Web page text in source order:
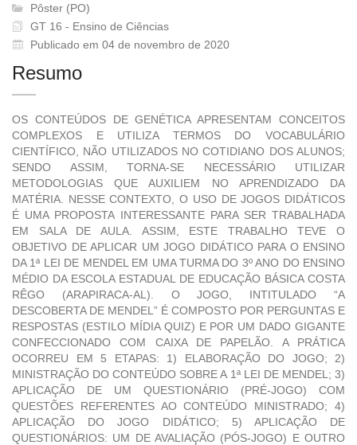
Pôster (PO)
GT 16 - Ensino de Ciências
Publicado em 04 de novembro de 2020
Resumo
OS CONTEÚDOS DE GENÉTICA APRESENTAM CONCEITOS
COMPLEXOS E UTILIZA TERMOS DO VOCABULÁRIO
CIENTÍFICO, NÃO UTILIZADOS NO COTIDIANO DOS ALUNOS;
SENDO ASSIM, TORNA-SE NECESSÁRIO UTILIZAR
METODOLOGIAS QUE AUXILIEM NO APRENDIZADO DA
MATÉRIA. NESSE CONTEXTO, O USO DE JOGOS DIDÁTICOS
É UMA PROPOSTA INTERESSANTE PARA SER TRABALHADA
EM SALA DE AULA. ASSIM, ESTE TRABALHO TEVE O
OBJETIVO DE APLICAR UM JOGO DIDÁTICO PARA O ENSINO
DA 1ª LEI DE MENDEL EM UMA TURMA DO 3º ANO DO ENSINO
MÉDIO DA ESCOLA ESTADUAL DE EDUCAÇÃO BÁSICA COSTA
RÊGO (ARAPIRACA-AL). O JOGO, INTITULADO “A
DESCOBERTA DE MENDEL” É COMPOSTO POR PERGUNTAS E
RESPOSTAS (ESTILO MÍDIA QUIZ) E POR UM DADO GIGANTE
CONFECCIONADO COM CAIXA DE PAPELÃO. A PRÁTICA
OCORREU EM 5 ETAPAS: 1) ELABORAÇÃO DO JOGO; 2)
MINISTRAÇÃO DO CONTEÚDO SOBRE A 1ª LEI DE MENDEL; 3)
APLICAÇÃO DE UM QUESTIONÁRIO (PRÉ-JOGO) COM
QUESTÕES REFERENTES AO CONTEÚDO MINISTRADO; 4)
APLICAÇÃO DO JOGO DIDÁTICO; 5) APLICAÇÃO DE
QUESTIONÁRIOS: UM DE AVALIAÇÃO (PÓS-JOGO) E OUTRO